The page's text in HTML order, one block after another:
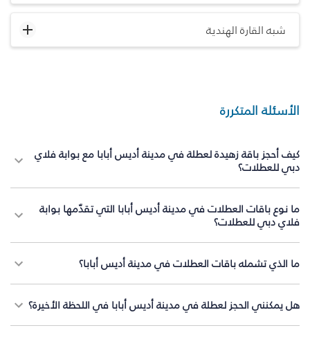
شبه القارة الهندية
الأسئلة المتكررة
كيف أحجز باقة زهيدة لعطلة في مدينة أديس أبابا مع بوابة فلاي
دبي للعطلات؟
ما نوع باقات العطلات في مدينة أديس أبابا التي تقدّمها بوابة
فلاي دبي للعطلات؟
ما الذي تشمله باقات العطلات في مدينة أديس أبابا؟
هل يمكنني الحجز لعطلة في مدينة أديس أبابا في اللحظة الأخيرة؟